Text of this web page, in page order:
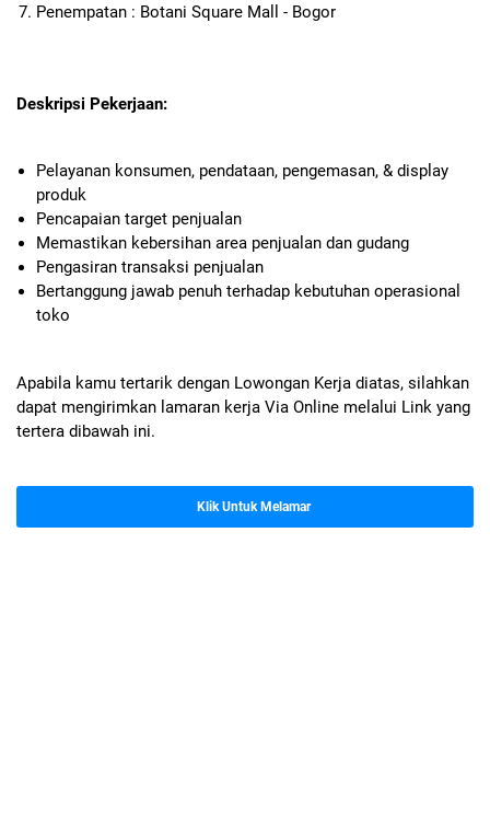
Penempatan : Botani Square Mall - Bogor
Deskripsi Pekerjaan:
Pelayanan konsumen, pendataan, pengemasan, & display
produk
Pencapaian target penjualan
Memastikan kebersihan area penjualan dan gudang
Pengasiran transaksi penjualan
Bertanggung jawab penuh terhadap kebutuhan operasional
toko
Apabila kamu tertarik dengan Lowongan Kerja diatas, silahkan
dapat mengirimkan lamaran kerja Via Online melalui Link yang
tertera dibawah ini.
Klik Untuk Melamar